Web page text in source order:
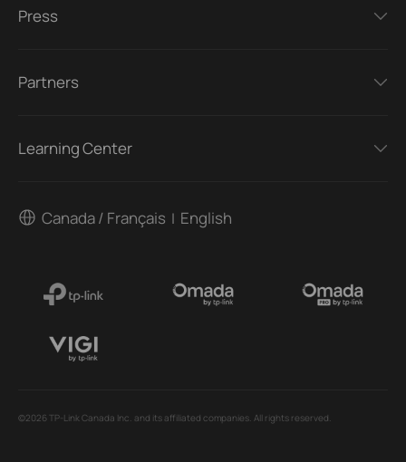
Press
Partners
Learning Center
Canada / Français | English
©2026 TP-Link Canada Inc. and its affiliated companies. All rights reserved.